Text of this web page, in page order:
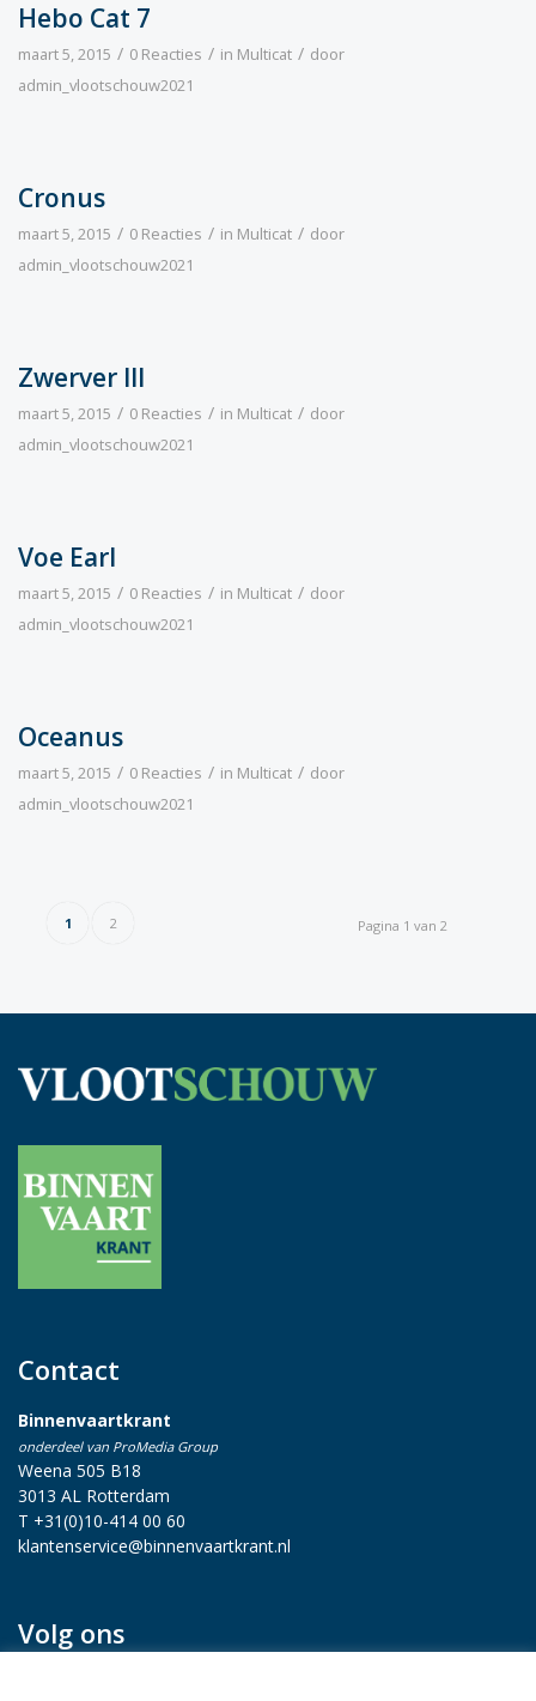
Hebo Cat 7
maart 5, 2015 / 0 Reacties / in Multicat / door
admin_vlootschouw2021
Cronus
maart 5, 2015 / 0 Reacties / in Multicat / door
admin_vlootschouw2021
Zwerver III
maart 5, 2015 / 0 Reacties / in Multicat / door
admin_vlootschouw2021
Voe Earl
maart 5, 2015 / 0 Reacties / in Multicat / door
admin_vlootschouw2021
Oceanus
maart 5, 2015 / 0 Reacties / in Multicat / door
admin_vlootschouw2021
Pagina 1 van 2
1 2
Contact
Binnenvaartkrant
onderdeel van ProMedia Group
Weena 505 B18
3013 AL Rotterdam
T +31(0)10-414 00 60
klantenservice@binnenvaartkrant.nl
Volg ons